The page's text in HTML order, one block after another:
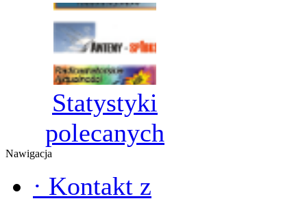
Statystyki
polecanych
Nawigacja
· Kontakt z